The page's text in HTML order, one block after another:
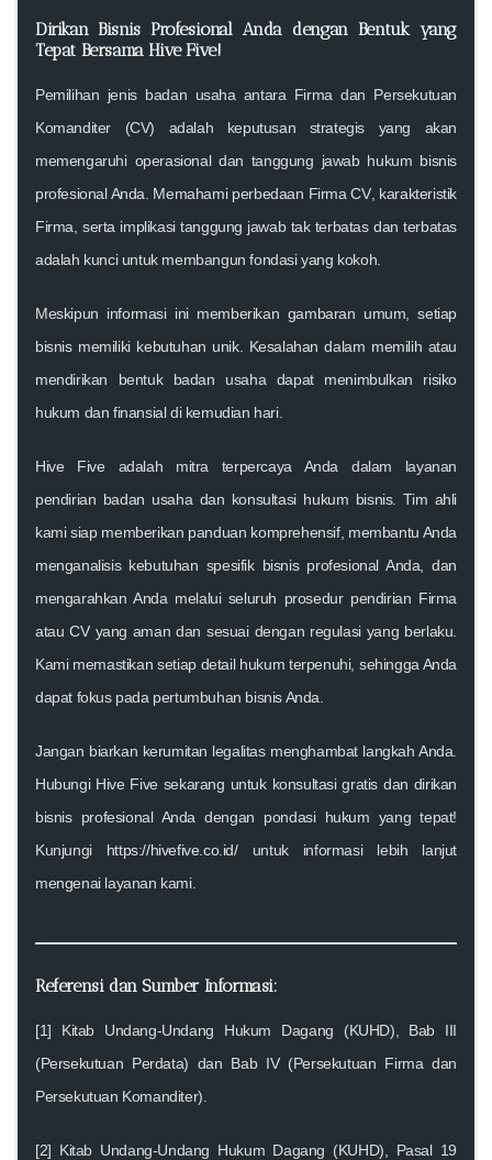
Dirikan Bisnis Profesional Anda dengan Bentuk yang
Tepat Bersama Hive Five!
Pemilihan jenis badan usaha antara Firma dan Persekutuan
Komanditer (CV) adalah keputusan strategis yang akan
memengaruhi operasional dan tanggung jawab hukum bisnis
profesional Anda. Memahami perbedaan Firma CV, karakteristik
Firma , serta implikasi tanggung jawab tak terbatas dan terbatas
adalah kunci untuk membangun fondasi yang kokoh.
Meskipun informasi ini memberikan gambaran umum, setiap
bisnis memiliki kebutuhan unik. Kesalahan dalam memilih atau
mendirikan bentuk badan usaha dapat menimbulkan risiko
hukum dan finansial di kemudian hari.
Hive Five adalah mitra terpercaya Anda dalam layanan
pendirian badan usaha dan konsultasi hukum bisnis. Tim ahli
kami siap memberikan panduan komprehensif, membantu Anda
menganalisis kebutuhan spesifik bisnis profesional Anda, dan
mengarahkan Anda melalui seluruh prosedur pendirian Firma
atau CVyang aman dan sesuai dengan regulasi yang berlaku.
Kami memastikan setiap detail hukum terpenuhi, sehingga Anda
dapat fokus pada pertumbuhan bisnis Anda.
Jangan biarkan kerumitan legalitas menghambat langkah Anda.
Hubungi Hive Five sekarang untuk konsultasi gratis dan dirikan
bisnis profesional Anda dengan pondasi hukum yang tepat!
Kunjungi https://hivefive.co.id/untuk informasi lebih lanjut
mengenai layanan kami.
Referensi dan Sumber Informasi:
[1] Kitab Undang-Undang Hukum Dagang (KUHD), Bab III
(Persekutuan Perdata) dan Bab IV (Persekutuan Firma dan
Persekutuan Komanditer).
[2] Kitab Undang-Undang Hukum Dagang (KUHD), Pasal 19